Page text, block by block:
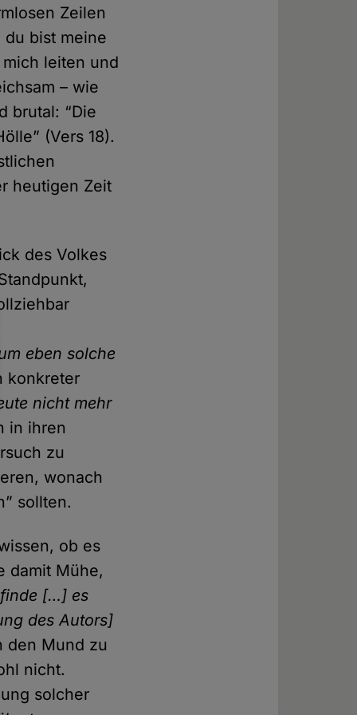
Zeilen
du bist meine
leiten und
– wie
brutal: “Die
(Vers 18).
heutigen Zeit
des Volkes
eben solche
konkreter
nicht mehr
in ihren
zu
wonach
sollten.
ob es
damit Mühe,
[…] es
des Autors]
den Mund zu
nicht.
solcher